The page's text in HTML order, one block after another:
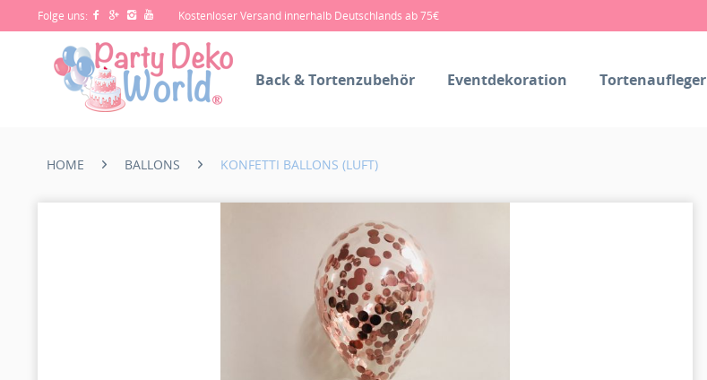
Folge uns: Kostenloser Versand innerhalb Deutschlands ab 75€
Back & Tortenzubehör Eventdekoration Tortenaufleger
HOME BALLONS KONFETTI BALLONS (LUFT)